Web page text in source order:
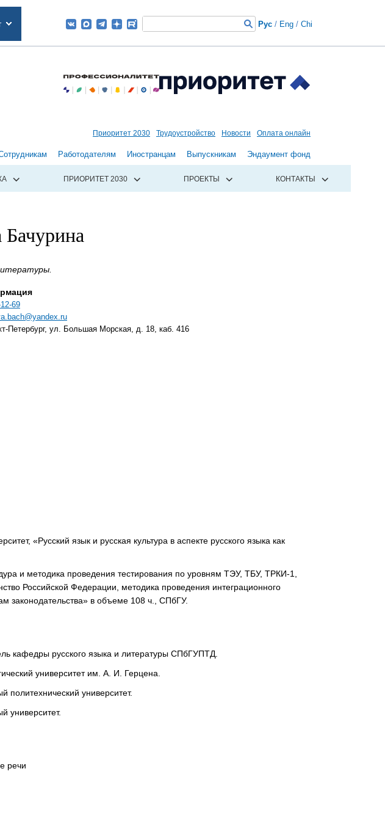
Рус / Eng / Chi
Приоритет 2030 Трудоустройство Новости Оплата онлайн
Работодателям Иностранцам Выпускникам Эндаумент фонд
ПРИОРИТЕТ 2030 ПРОЕКТЫ КОНТАКТЫ
69
Петербург, ул. Большая Морская, д. 18, каб. 416
«Русский язык и русская культура в аспекте русского языка как
и методика проведения тестирования по уровням ТЭУ, ТБУ, ТРКИ-1,
Российской Федерации, методика проведения интеграционного
законодательства» в объеме 108 ч., СПбГУ.
кафедры русского языка и литературы СПбГУПТД.
университет им. А. И. Герцена.
политехнический университет.
университет.
речи